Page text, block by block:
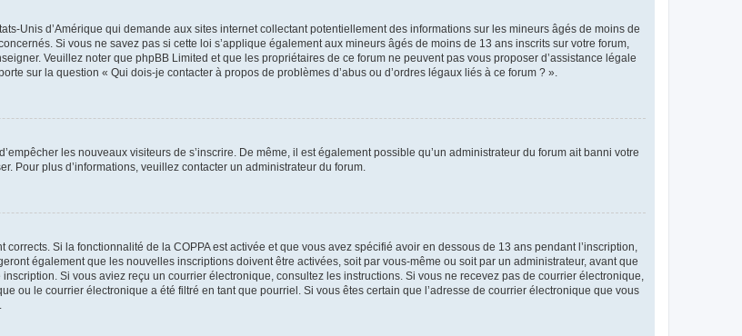
Unis d’Amérique qui demande aux sites internet collectant potentiellement des informations sur les mineurs âgés de moins de
Si vous ne savez pas si cette loi s’applique également aux mineurs âgés de moins de 13 ans inscrits sur votre forum,
Veuillez noter que phpBB Limited et que les propriétaires de ce forum ne peuvent pas vous proposer d’assistance légale
sur la question « Qui dois-je contacter à propos de problèmes d’abus ou d’ordres légaux liés à ce forum ? ».
les nouveaux visiteurs de s’inscrire. De même, il est également possible qu’un administrateur du forum ait banni votre
Pour plus d’informations, veuillez contacter un administrateur du forum.
Si la fonctionnalité de la COPPA est activée et que vous avez spécifié avoir en dessous de 13 ans pendant l’inscription,
également que les nouvelles inscriptions doivent être activées, soit par vous-même ou soit par un administrateur, avant que
Si vous aviez reçu un courrier électronique, consultez les instructions. Si vous ne recevez pas de courrier électronique,
ou le courrier électronique a été filtré en tant que pourriel. Si vous êtes certain que l’adresse de courrier électronique que vous